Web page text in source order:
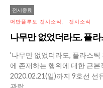
전시종료
어반플루토 전시소식 전시소식
나무만 없었더라도, 플
‘나무만 없었더라도, 플라스
에 존재하는 행위에 대한 근
2020.02.21(일)까지 9호선 선
관람.